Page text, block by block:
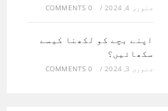
جنوری 4, 2024 /
0 COMMENTS
اپنے بچے کو لکھنا کیسے
سکھائیں؟
جنوری 3, 2024 /
0 COMMENTS